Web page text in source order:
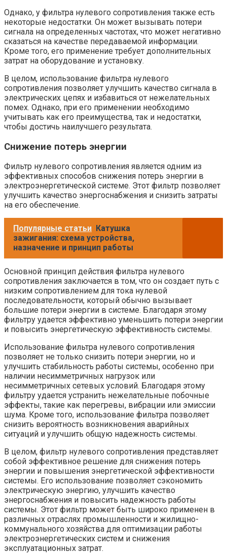
Однако, у фильтра нулевого сопротивления также есть
некоторые недостатки. Он может вызывать потери
сигнала на определенных частотах, что может негативно
сказаться на качестве передаваемой информации.
Кроме того, его применение требует дополнительных
затрат на оборудование и установку.
В целом, использование фильтра нулевого
сопротивления позволяет улучшить качество сигнала в
электрических цепях и избавиться от нежелательных
помех. Однако, при его применении необходимо
учитывать как его преимущества, так и недостатки,
чтобы достичь наилучшего результата.
Снижение потерь энергии
Фильтр нулевого сопротивления является одним из
эффективных способов снижения потерь энергии в
электроэнергетической системе. Этот фильтр позволяет
улучшить качество энергоснабжения и снизить затраты
на его обеспечение.
Популярные статьи Катушка
зажигания: схема устройства,
назначение и принцип работы
Основной принцип действия фильтра нулевого
сопротивления заключается в том, что он создает путь с
низким сопротивлением для тока нулевой
последовательности, который обычно вызывает
большие потери энергии в системе. Благодаря этому
фильтру удается эффективно уменьшить потери энергии
и повысить энергетическую эффективность системы.
Использование фильтра нулевого сопротивления
позволяет не только снизить потери энергии, но и
улучшить стабильность работы системы, особенно при
наличии несимметричных нагрузок или
несимметричных сетевых условий. Благодаря этому
фильтру удается устранить нежелательные побочные
эффекты, такие как перегревы, вибрации или эмиссии
шума. Кроме того, использование фильтра позволяет
снизить вероятность возникновения аварийных
ситуаций и улучшить общую надежность системы.
В целом, фильтр нулевого сопротивления представляет
собой эффективное решение для снижения потерь
энергии и повышения энергетической эффективности
системы. Его использование позволяет сэкономить
электрическую энергию, улучшить качество
энергоснабжения и повысить надежность работы
системы. Этот фильтр может быть широко применен в
различных отраслях промышленности и жилищно-
коммунального хозяйства для оптимизации работы
электроэнергетических систем и снижения
эксплуатационных затрат.